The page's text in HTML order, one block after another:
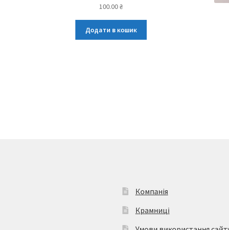
100.00₴
Додати в кошик
Компанія
Крамниці